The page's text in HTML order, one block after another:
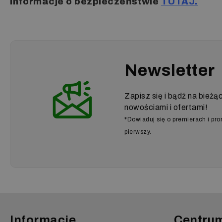
TEXTIL WASH jest niezwykle
zalecany do bieżącej pielęgnacji siedzeń
Newsletter
Zapisz się i bądź na
nowościami i ofertami!
*Dowiaduj się o premierach i
pierwszy.